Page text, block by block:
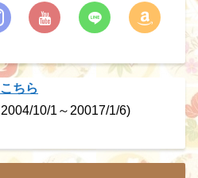
ちら
2004/10/1～20017/1/6)